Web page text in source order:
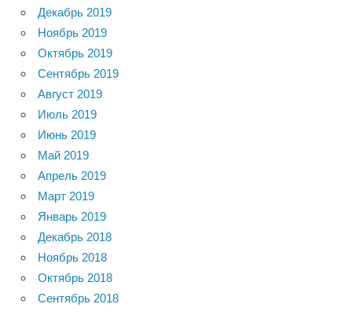
Декабрь 2019
Ноябрь 2019
Октябрь 2019
Сентябрь 2019
Август 2019
Июль 2019
Июнь 2019
Май 2019
Апрель 2019
Март 2019
Январь 2019
Декабрь 2018
Ноябрь 2018
Октябрь 2018
Сентябрь 2018